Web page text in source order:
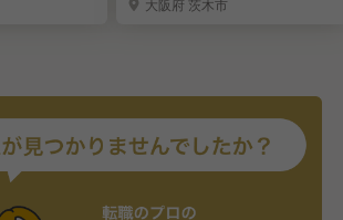
大阪府 茨木市